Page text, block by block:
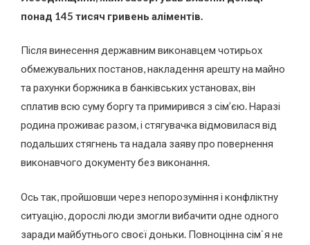
понад 145 тисяч гривень аліментів.
Після винесення державним виконавцем чотирьох
обмежувальних постанов, накладення арешту на майно
та рахунки боржника в банківських установах, він
сплатив всю суму боргу та примирився з сім’єю. Наразі
родина проживає разом, і стягувачка відмовилася від
подальших стягнень та надала заяву про повернення
виконавчого документу без виконання.
Ось так, пройшовши через непорозуміння і конфліктну
ситуацію, дорослі люди змогли вибачити одне одного
заради майбутнього своєї доньки. Повноцінна сім`я не